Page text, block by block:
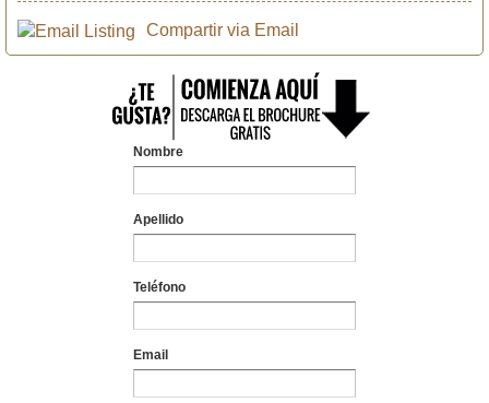
Compartir via Email
Nombre
Apellido
Teléfono
Email